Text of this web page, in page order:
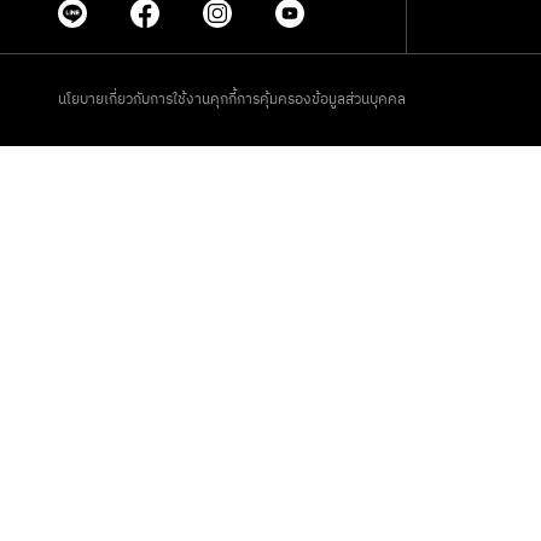
นโยบายเกี่ยวกับการใช้งานคุกกี้การคุ้มครองข้อมูลส่วนบุคคล